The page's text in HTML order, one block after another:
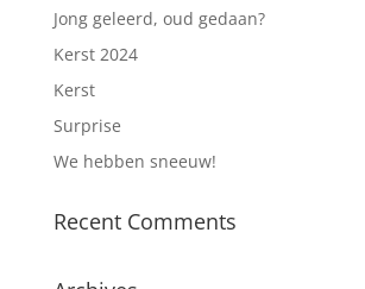
Jong geleerd, oud gedaan?
Kerst 2024
Kerst
Surprise
We hebben sneeuw!
Recent Comments